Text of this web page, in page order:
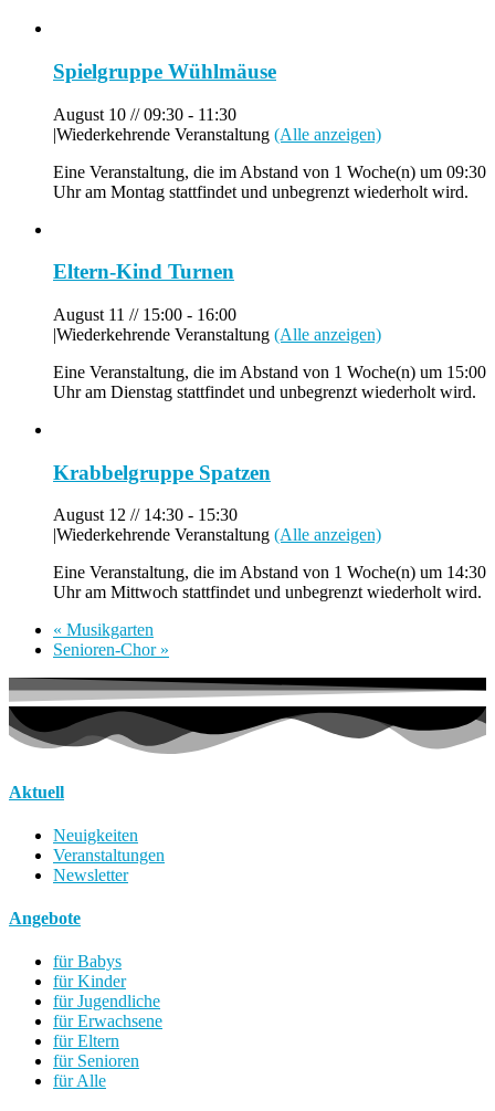
Spielgruppe Wühlmäuse
August 10 // 09:30 - 11:30
|Wiederkehrende Veranstaltung (Alle anzeigen)
Eine Veranstaltung, die im Abstand von 1 Woche(n) um 09:30
Uhr am Montag stattfindet und unbegrenzt wiederholt wird.
Eltern-Kind Turnen
August 11 // 15:00 - 16:00
|Wiederkehrende Veranstaltung (Alle anzeigen)
Eine Veranstaltung, die im Abstand von 1 Woche(n) um 15:00
Uhr am Dienstag stattfindet und unbegrenzt wiederholt wird.
Krabbelgruppe Spatzen
August 12 // 14:30 - 15:30
|Wiederkehrende Veranstaltung (Alle anzeigen)
Eine Veranstaltung, die im Abstand von 1 Woche(n) um 14:30
Uhr am Mittwoch stattfindet und unbegrenzt wiederholt wird.
« Musikgarten
Senioren-Chor »
Aktuell
Neuigkeiten
Veranstaltungen
Newsletter
Angebote
für Babys
für Kinder
für Jugendliche
für Erwachsene
für Eltern
für Senioren
für Alle